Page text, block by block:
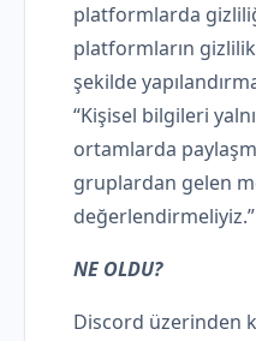
platformlarda
platformların
şekilde
“Kişisel bilgileri
ortamlarda
gruplardan gelen
değerlendirmeliyiz.”
NE OLDU?
Discord üzerinden